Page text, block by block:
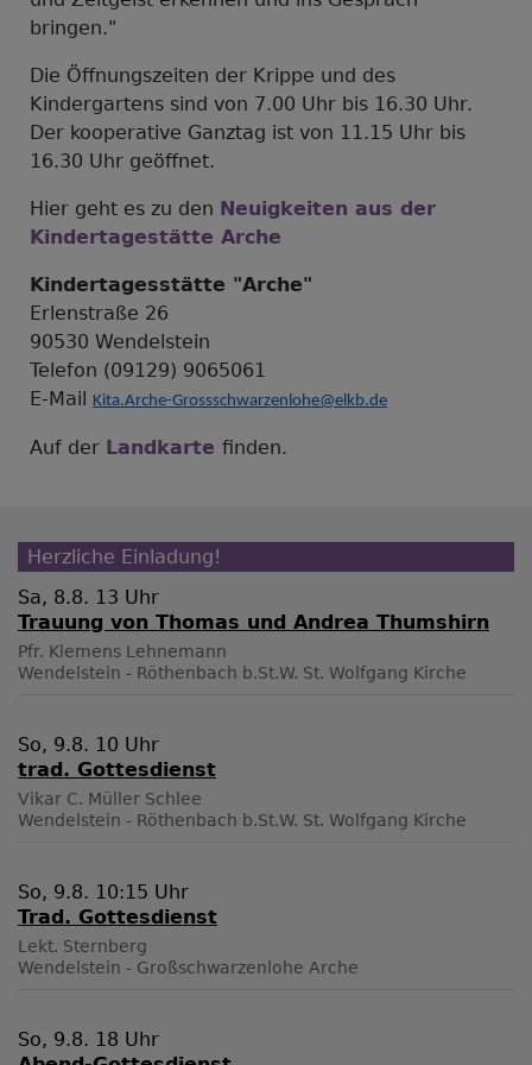
bringen."
Die Öffnungszeiten der Krippe und des
Kindergartens sind von 7.00 Uhr bis 16.30 Uhr.
Der kooperative Ganztag ist von 11.15 Uhr bis
16.30 Uhr geöffnet.
Hier geht es zu den Neuigkeiten aus der
Kindertagestätte Arche
Kindertagesstätte "Arche"
Erlenstraße 26
90530 Wendelstein
Telefon (09129) 9065061
E-Mail Kita.Arche-Grossschwarzenlohe@elkb.de
Auf der Landkarte finden.
Herzliche Einladung!
Sa, 8.8. 13 Uhr
Trauung von Thomas und Andrea Thumshirn
Pfr. Klemens Lehnemann
Wendelstein - Röthenbach b.St.W. St. Wolfgang Kirche
So, 9.8. 10 Uhr
trad. Gottesdienst
Vikar C. Müller Schlee
Wendelstein - Röthenbach b.St.W. St. Wolfgang Kirche
So, 9.8. 10:15 Uhr
Trad. Gottesdienst
Lekt. Sternberg
Wendelstein - Großschwarzenlohe Arche
So, 9.8. 18 Uhr